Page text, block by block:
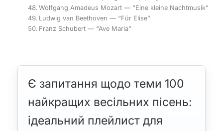
Wolfgang Amadeus Mozart — “Eine kleine Nachtmusik”
Ludwig van Beethoven — “Für Elise”
Franz Schubert — “Ave Maria”
Є запитання щодо теми 100
найкращих весільних пісень:
ідеальний плейлист для